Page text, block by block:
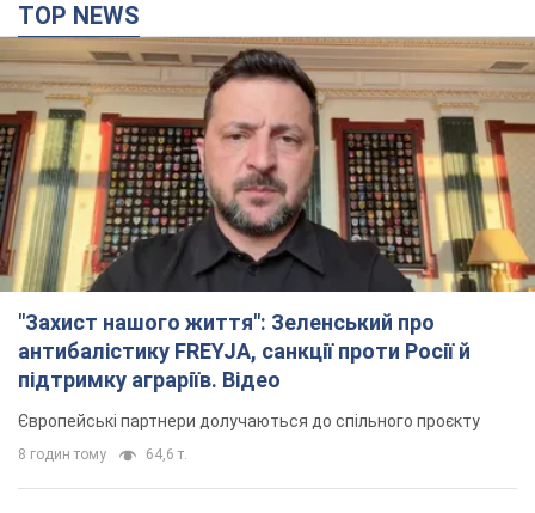
TOP NEWS
"Захист нашого життя": Зеленський про
антибалістику FREYJA, санкції проти Росії й
підтримку аграріїв. Відео
Європейські партнери долучаються до спільного проєкту
8 годин тому 64,6 т.